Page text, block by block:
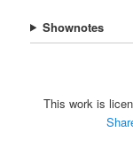
Shownotes
This work is